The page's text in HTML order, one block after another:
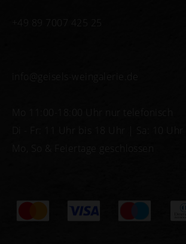
info@geisels-weingalerie.de